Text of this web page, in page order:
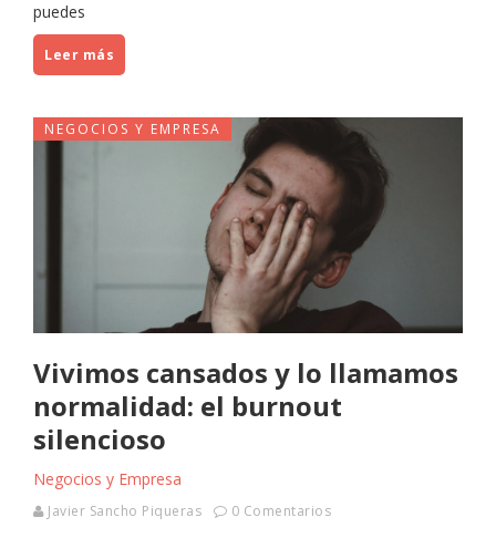
puedes
Leer más
NEGOCIOS Y EMPRESA
Vivimos cansados y lo llamamos
normalidad: el burnout
silencioso
Negocios y Empresa
Javier Sancho Piqueras 0 Comentarios